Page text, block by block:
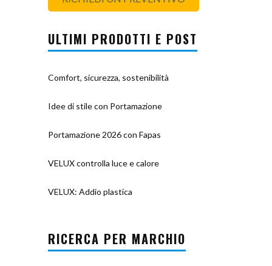
ULTIMI PRODOTTI E POST
Comfort, sicurezza, sostenibilità
Idee di stile con Portamazione
Portamazione 2026 con Fapas
VELUX controlla luce e calore
VELUX: Addio plastica
RICERCA PER MARCHIO